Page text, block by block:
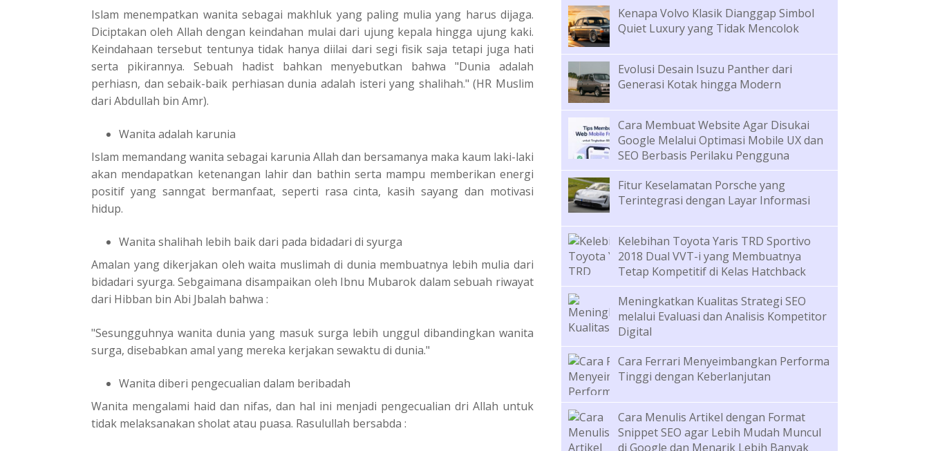
Islam menempatkan wanita sebagai makhluk yang paling mulia yang harus dijaga.
Diciptakan oleh Allah dengan keindahan mulai dari ujung kepala hingga ujung kaki.
Keindahaan tersebut tentunya tidak hanya diilai dari segi fisik saja tetapi juga hati
serta pikirannya. Sebuah hadist bahkan menyebutkan bahwa "Dunia adalah
perhiasn, dan sebaik-baik perhiasan dunia adalah isteri yang shalihah." (HR Muslim
dari Abdullah bin Amr).
Wanita adalah karunia
Islam memandang wanita sebagai karunia Allah dan bersamanya maka kaum laki-laki
akan mendapatkan ketenangan lahir dan bathin serta mampu memberikan energi
positif yang sanngat bermanfaat, seperti rasa cinta, kasih sayang dan motivasi
hidup.
Wanita shalihah lebih baik dari pada bidadari di syurga
Amalan yang dikerjakan oleh waita muslimah di dunia membuatnya lebih mulia dari
bidadari syurga. Sebgaimana disampaikan oleh Ibnu Mubarok dalam sebuah riwayat
dari Hibban bin Abi Jbalah bahwa :
"Sesungguhnya wanita dunia yang masuk surga lebih unggul dibandingkan wanita
surga, disebabkan amal yang mereka kerjakan sewaktu di dunia."
Wanita diberi pengecualian dalam beribadah
Wanita mengalami haid dan nifas, dan hal ini menjadi pengecualian dri Allah untuk
tidak melaksanakan sholat atau puasa. Rasulullah bersabda :
Kenapa Volvo Klasik Dianggap Simbol
Quiet Luxury yang Tidak Mencolok
Evolusi Desain Isuzu Panther dari
Generasi Kotak hingga Modern
Cara Membuat Website Agar Disukai
Google Melalui Optimasi Mobile UX dan
SEO Berbasis Perilaku Pengguna
Fitur Keselamatan Porsche yang
Terintegrasi dengan Layar Informasi
Kelebihan Toyota Yaris TRD Sportivo
2018 Dual VVT-i yang Membuatnya
Tetap Kompetitif di Kelas Hatchback
Meningkatkan Kualitas Strategi SEO
melalui Evaluasi dan Analisis Kompetitor
Digital
Cara Ferrari Menyeimbangkan Performa
Tinggi dengan Keberlanjutan
Cara Menulis Artikel dengan Format
Snippet SEO agar Lebih Mudah Muncul
di Google dan Menarik Lebih Banyak